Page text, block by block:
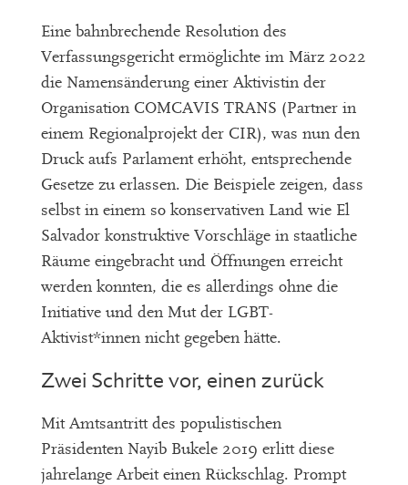
Eine bahnbrechende Resolution des
Verfassungsgericht ermöglichte im März 2022
die Namensänderung einer Aktivistin der
Organisation COMCAVIS TRANS (Partner in
einem Regionalprojekt der CIR), was nun den
Druck aufs Parlament erhöht, entsprechende
Gesetze zu erlassen. Die Beispiele zeigen, dass
selbst in einem so konservativen Land wie El
Salvador konstruktive Vorschläge in staatliche
Räume eingebracht und Öffnungen erreicht
werden konnten, die es allerdings ohne die
Initiative und den Mut der LGBT-
Aktivist*innen nicht gegeben hätte.
Zwei Schritte vor, einen zurück
Mit Amtsantritt des populistischen
Präsidenten Nayib Bukele 2019 erlitt diese
jahrelange Arbeit einen Rückschlag. Prompt